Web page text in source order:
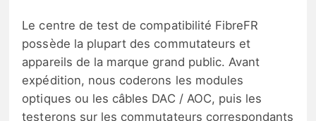
Le centre de test de compatibilité FibreFR
possède la plupart des commutateurs et
appareils de la marque grand public. Avant
expédition, nous coderons les modules
optiques ou les câbles DAC / AOC, puis les
testerons sur les commutateurs correspondants